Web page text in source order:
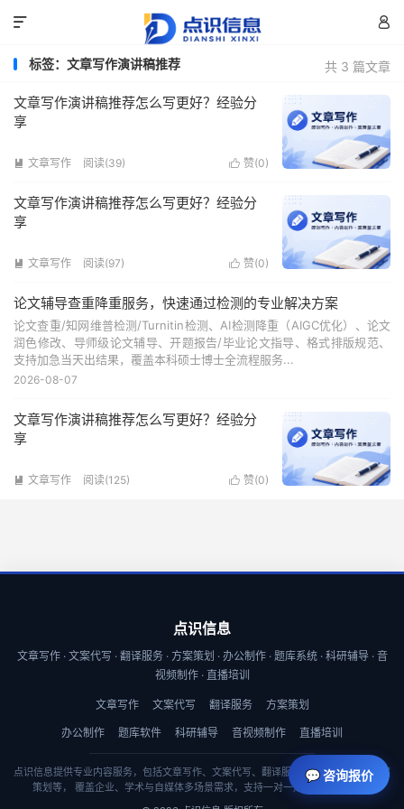


共 3 篇文章
标签：文章写作演讲稿推荐
文章写作演讲稿推荐怎么写更好？经验分
享
 赞(0)
 文章写作 阅读(39)
文章写作演讲稿推荐怎么写更好？经验分
享
 赞(0)
 文章写作 阅读(97)
论文辅导查重降重服务，快速通过检测的专业解决方案
论文查重/知网维普检测/Turnitin检测、AI检测降重（AIGC优化）、论文
润色修改、导师级论文辅导、开题报告/毕业论文指导、格式排版规范、
支持加急当天出结果，覆盖本科硕士博士全流程服务...
2026-08-07
文章写作演讲稿推荐怎么写更好？经验分
享
 赞(0)
 文章写作 阅读(125)
点识信息
文章写作 · 文案代写 · 翻译服务 · 方案策划 · 办公制作 · 题库系统 · 科研辅导 · 音
视频制作 · 直播培训
文章写作 文案代写 翻译服务 方案策划
办公制作 题库软件 科研辅导 音视频制作 直播培训
点识信息提供专业内容服务，包括文章写作、文案代写、翻译服务、商业计划书与方案
策划等， 覆盖企业、学术与自媒体多场景需求，支持一对一定制与快速交付。
💬 咨询报价